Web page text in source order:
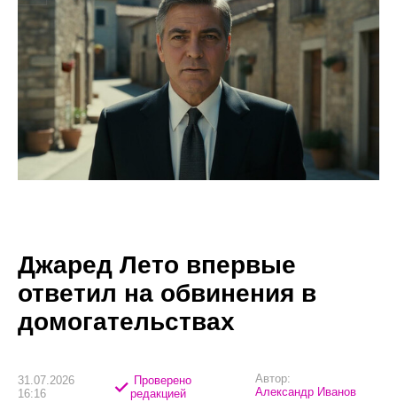
Джаред Лето впервые
ответил на обвинения в
домогательствах
31.07.2026
16:16
Проверено
редакцией
Автор:
Александр Иванов